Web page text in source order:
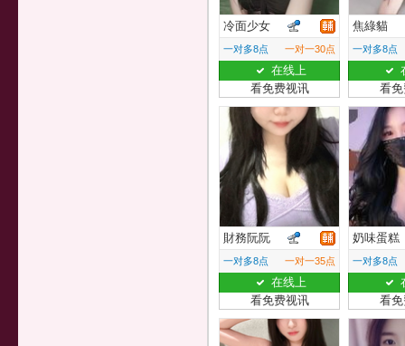
冷面少女
一对多8点 一对一30点
在线上
看免费视讯
焦綠貓
一对多8点
看
財務阮阮
一对多8点 一对一35点
在线上
看免费视讯
奶味蛋糕
一对多8点
看